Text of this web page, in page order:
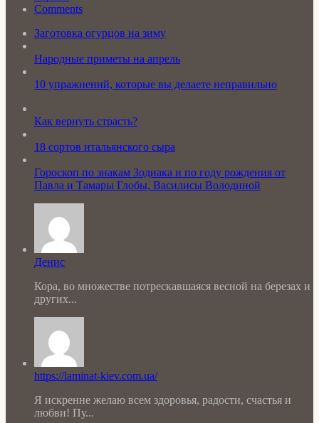
Comments
Заготовка огурцов на зиму
Народные приметы на апрель
10 упражнений, которые вы делаете неправильно
Как вернуть страсть?
18 сортов итальянского сыра
Гороскоп по знакам Зодиака и по году рождения от
Павла и Тамары Глобы, Василисы Володиной
Денис
Кора, во множестве потрескавшаяся весной на березах и
других...
https://laminat-kiev.com.ua/
Я искренне желаю всем здоровья, радости, счастья и
любви! Пу...